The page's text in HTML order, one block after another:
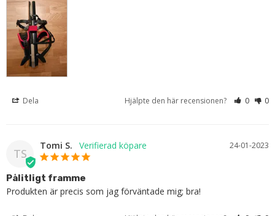
Dela Hjälpte den här recensionen? 0 0
TS
24-01-2023
Tomi S.
Pålitligt framme
Produkten är precis som jag förväntade mig; bra!